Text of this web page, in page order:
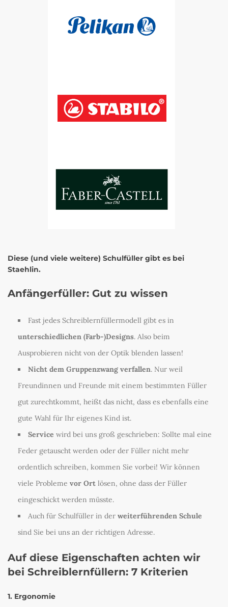
Diese (und viele weitere) Schulfüller gibt es bei
Staehlin.
Anfängerfüller: Gut zu wissen
Fast jedes Schreiblernfüllermodell gibt es in
unterschiedlichen (Farb-)Designs. Also beim
Ausprobieren nicht von der Optik blenden lassen!
Nicht dem Gruppenzwang verfallen. Nur weil
Freundinnen und Freunde mit einem bestimmten Füller
gut zurechtkommt, heißt das nicht, dass es ebenfalls eine
gute Wahl für Ihr eigenes Kind ist.
Service wird bei uns groß geschrieben: Sollte mal eine
Feder getauscht werden oder der Füller nicht mehr
ordentlich schreiben, kommen Sie vorbei! Wir können
viele Probleme vor Ort lösen, ohne dass der Füller
eingeschickt werden müsste.
Auch für Schulfüller in der weiterführenden Schule
sind Sie bei uns an der richtigen Adresse.
Auf diese Eigenschaften achten wir
bei Schreiblernfüllern: 7 Kriterien
1. Ergonomie